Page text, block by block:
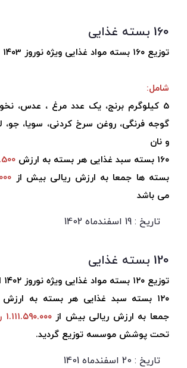
160 بسته غذایی
توزیع ۱6۰ بسته مواد غذایی ویژه نوروز ۱۴۰3 انجام شد
شامل:
5 کیلوگرم برنج، یک عدد مرغ ، عدس،
گوجه فرنگی، روغن سرخ کردنی، سویا، جو،
و نان
۱6۰ بسته سبد غذایی هر بسته به ارزش
بسته ها جمعا به ارزش ریالی بیش از
می باشد
تاریخ : 19 اسفندماه 1402
120 بسته غذایی
توزیع ۱۲۰ بسته مواد غذایی ویژه نوروز ۱۴۰۲ انجام شد
۱۲۰ بسته سبد غذایی هر بسته به ارزش
جمعا به ارزش ریالی بیش از۱.۱۱۱.۵۹۰.۰۰۰ ریال
تحت پوشش موسسه توزیع گردید.
تاریخ : 20 اسفندماه 1401